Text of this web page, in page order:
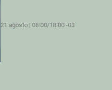
21 agosto | 08:00/18:00 -03